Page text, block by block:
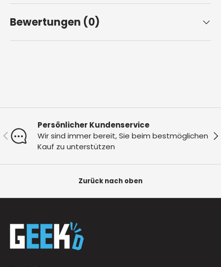
Bewertungen (0)
Vorherige
Persönlicher Kundenservice
Wir sind immer bereit, Sie beim bestmöglichen
Kauf zu unterstützen
Zurück nach oben